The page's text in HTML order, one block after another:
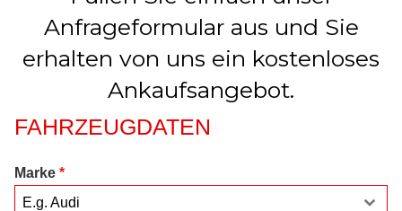
Anfrageformular aus und Sie
erhalten von uns ein kostenloses
Ankaufsangebot.
FAHRZEUGDATEN
Marke *
E.g. Audi